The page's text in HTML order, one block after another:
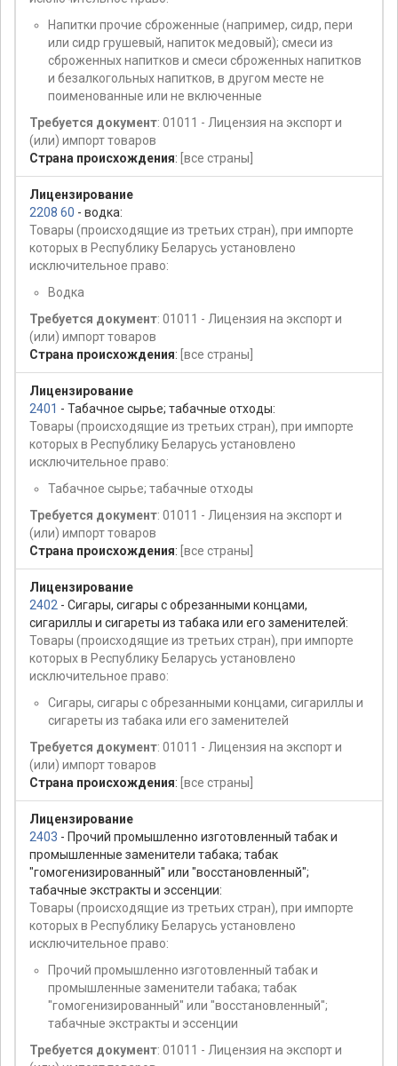
Напитки прочие сброженные (например, сидр, пери
или сидр грушевый, напиток медовый); смеси из
сброженных напитков и смеси сброженных напитков
и безалкогольных напитков, в другом месте не
поименованные или не включенные
Требуется документ: 01011 - Лицензия на экспорт и
(или) импорт товаров
Страна происхождения: [все страны]
Лицензирование
2208 60 - водка:
Товары (происходящие из третьих стран), при импорте
которых в Республику Беларусь установлено
исключительное право:
Водка
Требуется документ: 01011 - Лицензия на экспорт и
(или) импорт товаров
Страна происхождения: [все страны]
Лицензирование
2401 - Табачное сырье; табачные отходы:
Товары (происходящие из третьих стран), при импорте
которых в Республику Беларусь установлено
исключительное право:
Табачное сырье; табачные отходы
Требуется документ: 01011 - Лицензия на экспорт и
(или) импорт товаров
Страна происхождения: [все страны]
Лицензирование
2402 - Сигары, сигары с обрезанными концами,
сигариллы и сигареты из табака или его заменителей:
Товары (происходящие из третьих стран), при импорте
которых в Республику Беларусь установлено
исключительное право:
Сигары, сигары с обрезанными концами, сигариллы и
сигареты из табака или его заменителей
Требуется документ: 01011 - Лицензия на экспорт и
(или) импорт товаров
Страна происхождения: [все страны]
Лицензирование
2403 - Прочий промышленно изготовленный табак и
промышленные заменители табака; табак
"гомогенизированный" или "восстановленный";
табачные экстракты и эссенции:
Товары (происходящие из третьих стран), при импорте
которых в Республику Беларусь установлено
исключительное право:
Прочий промышленно изготовленный табак и
промышленные заменители табака; табак
"гомогенизированный" или "восстановленный";
табачные экстракты и эссенции
Требуется документ: 01011 - Лицензия на экспорт и